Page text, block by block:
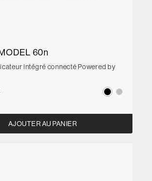
60n
intégré connecté Powered by
AJOUTER AU PANIER